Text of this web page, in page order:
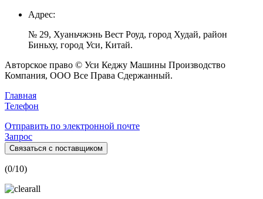
Адрес:
№ 29, Хуаньчжэнь Вест Роуд, город Худай, район
Биньху, город Уси, Китай.
Авторское право © Уси Кеджу Машины Производство
Компания, ООО Все Права Сдержанный.
Главная
Телефон
Отправить по электронной почте
Запрос
Связаться с поставщиком
(0/10)